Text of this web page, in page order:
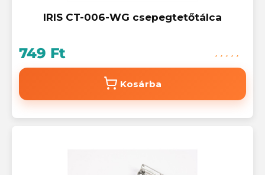
IRIS CT-006-WG csepegtetőtálca
749 Ft
Kosárba